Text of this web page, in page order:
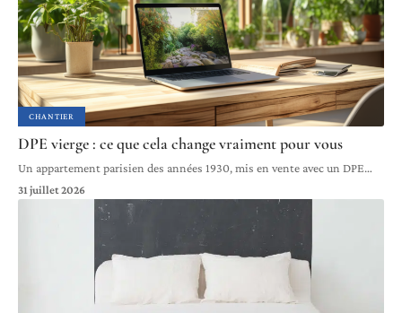
CHANTIER
DPE vierge : ce que cela change vraiment pour vous
Un appartement parisien des années 1930, mis en vente avec un DPE…
31 juillet 2026